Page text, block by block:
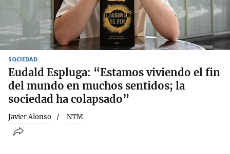
SOCIEDAD
Eudald Espluga: “Estamos viviendo el fin
del mundo en muchos sentidos; la
sociedad ha colapsado”
Javier Alonso NTM